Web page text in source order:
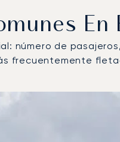
número de
frecuentemente
por número de